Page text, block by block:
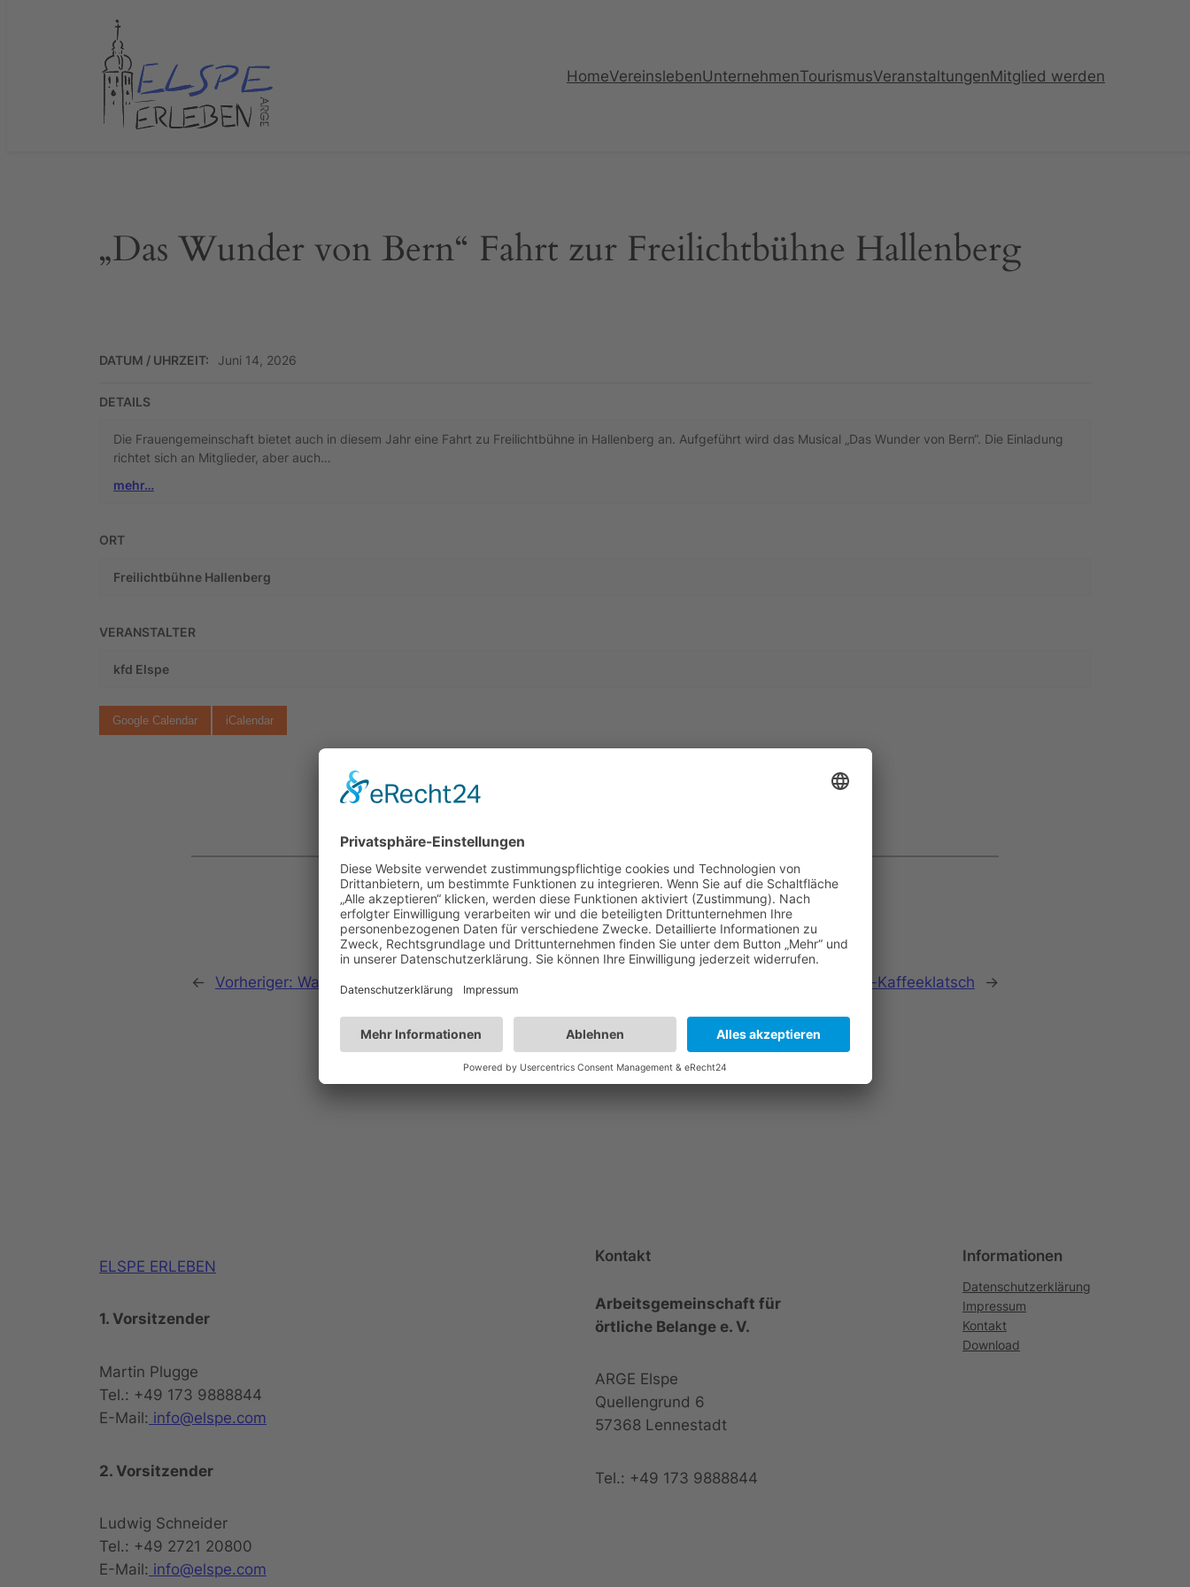
HomeVereinslebenUnternehmenTourismusVeranstaltungenMitglied werden
„Das Wunder von Bern“ Fahrt zur Freilichtbühne Hallenberg
DATUM / UHRZEIT: Juni 14, 2026
DETAILS
Die Frauengemeinschaft bietet auch in diesem Jahr eine Fahrt zu Freilichtbühne in Hallenberg an. Aufgeführt wird das Musical „Das Wunder von Bern“. Die Einladung
richtet sich an Mitglieder, aber auch…
mehr…
ORT
Freilichtbühne Hallenberg
VERANSTALTER
kfd Elspe
Google Calendar iCalendar
← Vorheriger: Wallfahrt zur Kapelle Dörnschlade Ü80 Geburtstagskinder-Kaffeeklatsch →
ELSPE ERLEBEN
1. Vorsitzender
Martin Plugge
Tel.: +49 173 9888844
E-Mail: info@elspe.com
2. Vorsitzender
Ludwig Schneider
Tel.: +49 2721 20800
E-Mail: info@elspe.com
Kontakt
Arbeitsgemeinschaft für
örtliche Belange e. V.
ARGE Elspe
Quellengrund 6
57368 Lennestadt
Tel.: +49 173 9888844
Informationen
Datenschutzerklärung
Impressum
Kontakt
Download